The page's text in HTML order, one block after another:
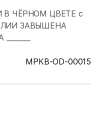
ЧЁРНОМ ЦВЕТЕ с
ЗАВЫШЕНА
МРКВ-OD-00015